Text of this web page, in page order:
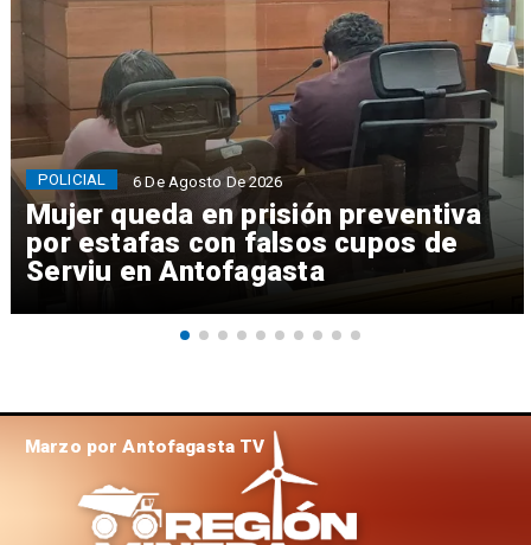
Mujer queda en prisión preventiva
por estafas con falsos cupos de
Serviu en Antofagasta
POLICIAL 6 De Agosto De 2026
Marzo por Antofagasta TV